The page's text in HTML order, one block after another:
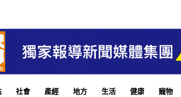
社會 產經 地方 生活 健康 寵物